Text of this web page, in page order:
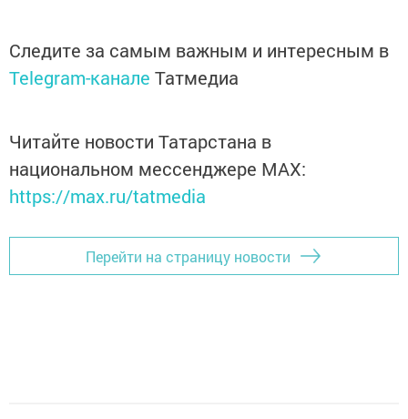
Следите за самым важным и интересным в
Telegram-канале Татмедиа
Читайте новости Татарстана в
национальном мессенджере MАХ:
https://max.ru/tatmedia
Перейти на страницу новости